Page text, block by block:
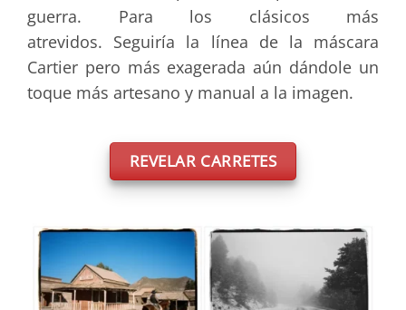
guerra. Para los clásicos más
atrevidos. Seguiría la línea de la máscara
Cartier pero más exagerada aún dándole un
toque más artesano y manual a la imagen.
REVELAR CARRETES